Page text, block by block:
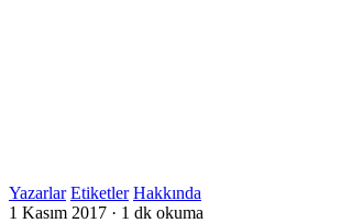
Yazarlar Etiketler Hakkında
1 Kasım 2017 · 1 dk okuma